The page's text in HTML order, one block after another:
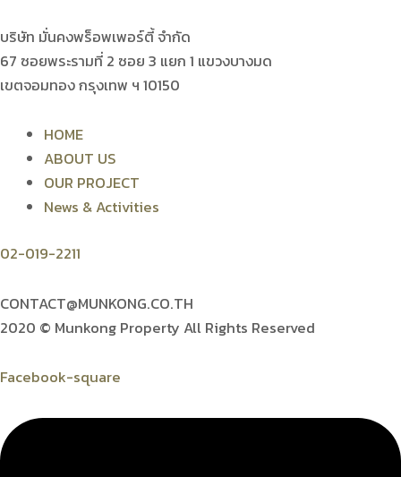
บริษัท มั่นคงพร็อพเพอร์ตี้ จำกัด
67 ซอยพระรามที่ 2 ซอย 3 แยก 1 แขวงบางมด
เขตจอมทอง กรุงเทพ ฯ 10150
HOME
ABOUT US
OUR PROJECT
News & Activities
02-019-2211
CONTACT@MUNKONG.CO.TH
2020 © Munkong Property All Rights Reserved
Facebook-square